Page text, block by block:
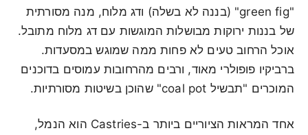
"green fig" (בננה לא בשלה) ודג מלוח, מנה מסורתית
של בננות ירוקות מבושלות המוגשות עם דג מלוח מתובל.
אוכל הרחוב טעים לא פחות ממה שמוגש במסעדות.
ברביקיו פופולרי מאוד, ורבים מהרחובות עמוסים בדוכנים
המוכרים "תבשיל coal pot" שהוכן בשיטות מסורתיות.
אחד המראות הציוריים ביותר ב-Castries הוא הנמל,